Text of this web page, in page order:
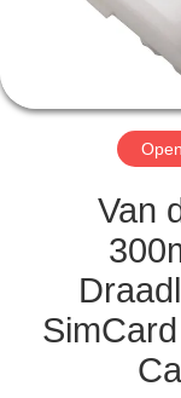
NIEUWS
GEVALLEN
VERZOEK
OM EEN
CITAAT
Van